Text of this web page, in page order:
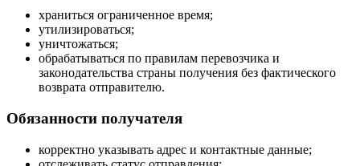
храниться ограниченное время;
утилизироваться;
уничтожаться;
обрабатываться по правилам перевозчика и
законодательства страны получения без фактического
возврата отправителю.
Обязанности получателя
корректно указывать адрес и контактные данные;